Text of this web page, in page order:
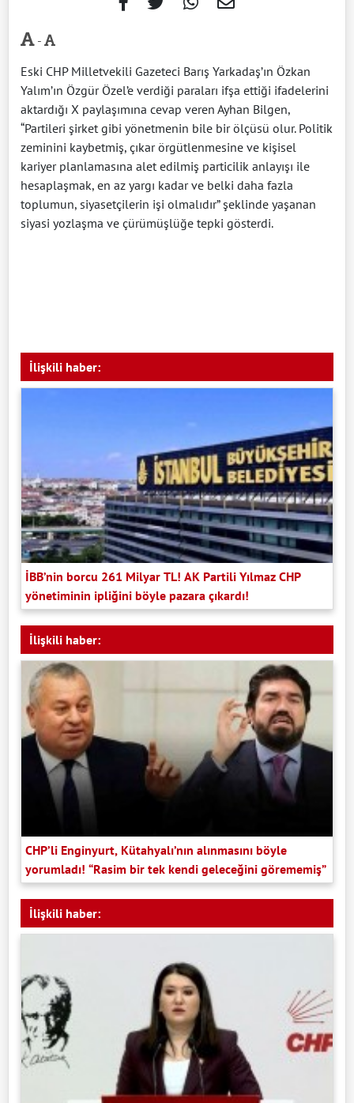
-
Eski CHP Milletvekili Gazeteci Barış Yarkadaş’ın Özkan
Yalım’ın Özgür Özel’e verdiği paraları ifşa ettiği ifadelerini
aktardığı X paylaşımına cevap veren Ayhan Bilgen,
“Partileri şirket gibi yönetmenin bile bir ölçüsü olur. Politik
zeminini kaybetmiş, çıkar örgütlenmesine ve kişisel
kariyer planlamasına alet edilmiş particilik anlayışı ile
hesaplaşmak, en az yargı kadar ve belki daha fazla
toplumun, siyasetçilerin işi olmalıdır” şeklinde yaşanan
siyasi yozlaşma ve çürümüşlüğe tepki gösterdi.
İlişkili haber:
İBB’nin borcu 261 Milyar TL! AK Partili Yılmaz CHP
yönetiminin ipliğini böyle pazara çıkardı!
İlişkili haber:
CHP’li Enginyurt, Kütahyalı’nın alınmasını böyle
yorumladı! “Rasim bir tek kendi geleceğini görememiş”
İlişkili haber: